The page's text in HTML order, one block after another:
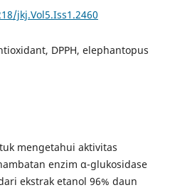
jkj.Vol5.Iss1.2460
DPPH, elephantopus
mengetahui aktivitas
enzim α-glukosidase
ekstrak etanol 96% daun